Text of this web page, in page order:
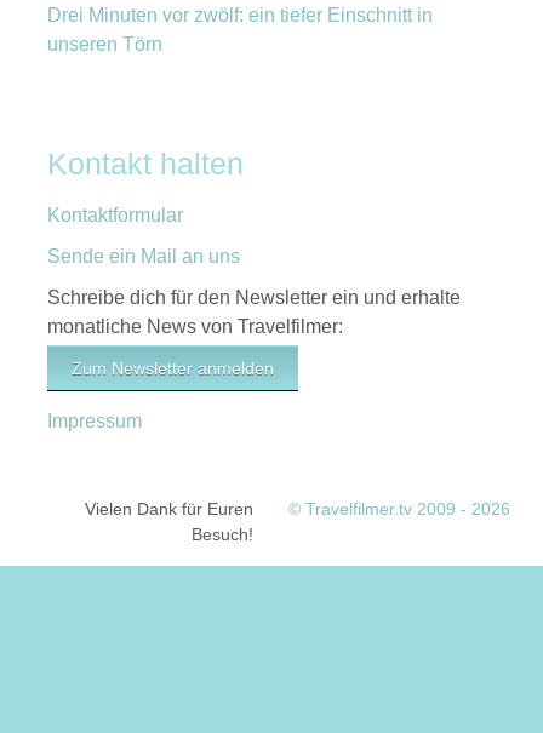
Drei Minuten vor zwölf: ein tiefer Einschnitt in
unseren Törn
Kontakt halten
Kontaktformular
Sende ein Mail an uns
Schreibe dich für den Newsletter ein und erhalte
monatliche News von Travelfilmer:
Zum Newsletter anmelden
Impressum
Vielen Dank für Euren
Besuch!
© Travelfilmer.tv 2009 - 2026